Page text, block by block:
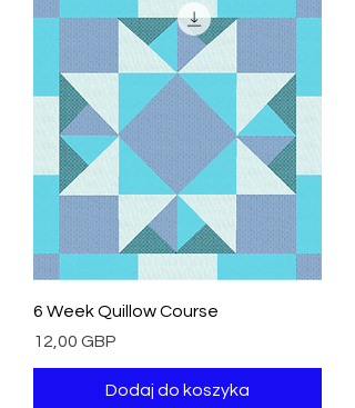
6 Week Quillow Course
Cena
12,00 GBP
Dodaj do koszyka